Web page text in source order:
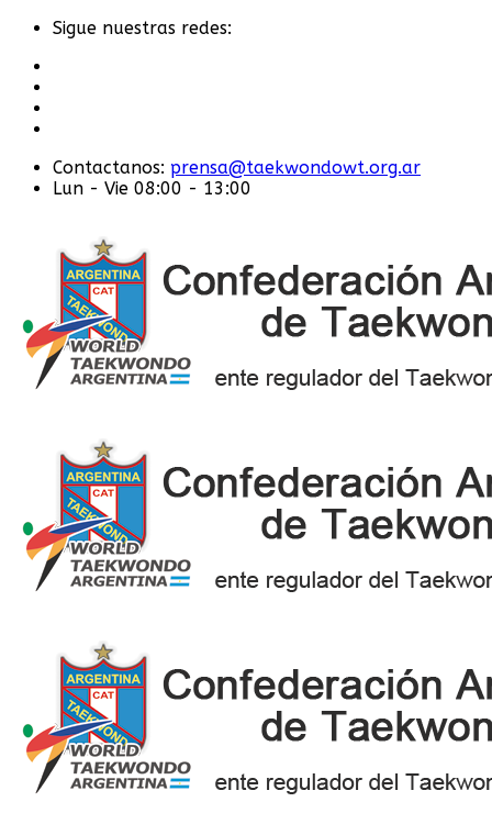
Sigue nuestras redes:
Contactanos: prensa@taekwondowt.org.ar
Lun - Vie 08:00 - 13:00